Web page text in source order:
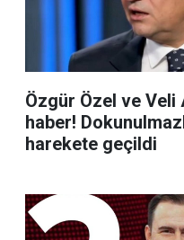
Özgür Özel ve Veli
haber!
harekete geçildi